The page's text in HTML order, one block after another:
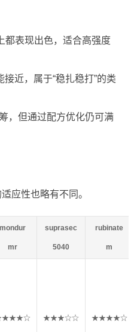
都表现出色，适合高强度
近，属于“稳扎稳打”的类
，但通过配方优化仍可满
应性也略有不同。
mondur
mr
suprasec
5040
rubinate
m
★★★☆☆ ★★★★☆